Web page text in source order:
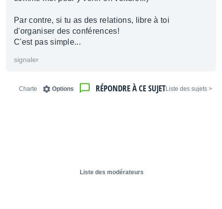
Par contre, si tu as des relations, libre à toi
d'organiser des conférences!
C'est pas simple...
signaler
< Liste des sujets
RÉPONDRE À CE SUJET
Options
Charte
Liste des modérateurs